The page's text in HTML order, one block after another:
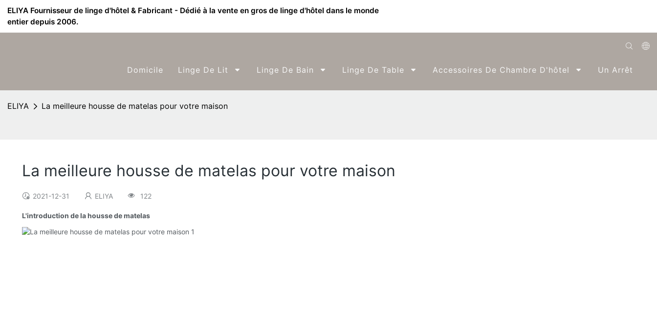
ELIYA Fournisseur de linge d'hôtel & Fabricant - Dédié à la vente en gros de linge d'hôtel dans le monde
entier depuis 2006.
Domicile Linge De Lit Linge De Bain Linge De Table Accessoires De Chambre D'hôtel Un Arrêt
ELIYA La meilleure housse de matelas pour votre maison
La meilleure housse de matelas pour votre maison
2021-12-31 ELIYA 122
L'introduction de la housse de matelas